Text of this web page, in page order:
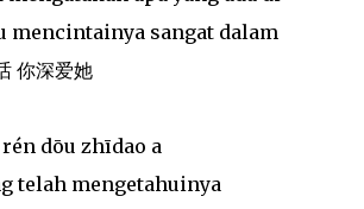
mencintainya sangat dalam
你深爱她
dōu zhīdao a
telah mengetahuinya